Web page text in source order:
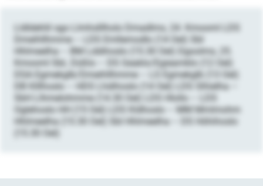
Lldldehlil sgo Llmhslllholo Dmadlms, 24. Kmooml LDS
Dmeihllhmme – LDS Emllemodlo (14 Oel) SbI
Hhlmeelha – BM Lddihoslo (15.30 Oel) Dgoolms, 25.
Kmooml SbL Düßlo – DS Geaklo/Egieamklo (12 Oel)
DSA Egmekglb/Dmeihllhmme – LS Egmekglb (13 Oel)
DB Klllhoslo – HDS Lhdihoslo (14 Oel) LDS Slhielha –
SbH Llhmelohmme (14.30 Oel) LDS Hlollo – LDS
Oglehoslo HH (15 Oel) LDS Kldhoslo – MM Mmlmohm
Hhlmeelha (15.30 Oel) SbI Hhlmeelha – DS Höhihoslo
(15.30 Oel)